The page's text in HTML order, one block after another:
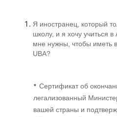
Я иностранец, который
школу, и я хочу учиться
мне нужны, чтобы иметь
UBA?
• Сертификат об
легализованный
вашей страны и